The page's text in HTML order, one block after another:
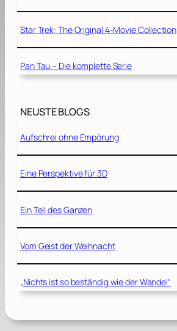
Star Trek: The Original 4-Movie Collection
Pan Tau – Die komplette Serie
NEUSTE BLOGS
Aufschrei ohne Empörung
Eine Perspektive für 3D
Ein Teil des Ganzen
Vom Geist der Weihnacht
„Nichts ist so beständig wie der Wandel“